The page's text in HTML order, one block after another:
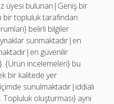
üyesi bulunan|Geniş bir
bir topluluk tarafından
belirli bilgiler
sunmaktadır|en
güvenilir
{Ürün incelemeleri} bu
bir kalitede yer
sunulmaktadır|iddialı
oluşturması} aynı